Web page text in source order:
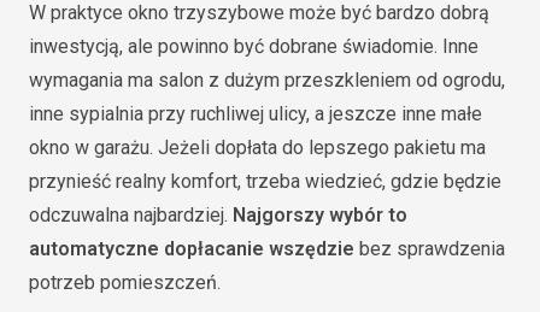
W praktyce okno trzyszybowe może być bardzo dobrą
inwestycją, ale powinno być dobrane świadomie. Inne
wymagania ma salon z dużym przeszkleniem od ogrodu,
inne sypialnia przy ruchliwej ulicy, a jeszcze inne małe
okno w garażu. Jeżeli dopłata do lepszego pakietu ma
przynieść realny komfort, trzeba wiedzieć, gdzie będzie
odczuwalna najbardziej. Najgorszy wybór to
automatyczne dopłacanie wszędzie bez sprawdzenia
potrzeb pomieszczeń.